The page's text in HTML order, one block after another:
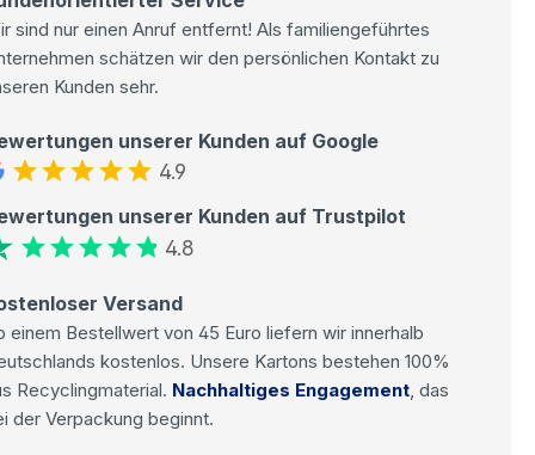
sind nur einen Anruf entfernt! Als familiengeführtes
schätzen wir den persönlichen Kontakt zu
Kunden sehr.
unserer Kunden auf Google
4.9
unserer Kunden auf Trustpilot
4.8
Versand
einem Bestellwert von 45 Euro liefern wir innerhalb
kostenlos. Unsere Kartons bestehen 100%
Recyclingmaterial. Nachhaltiges Engagement, das
der Verpackung beginnt.